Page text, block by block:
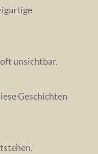
unsichtbar.
Geschichten